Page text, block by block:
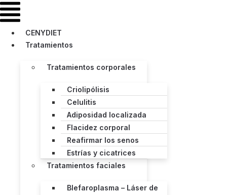
Menú
CENYDIET
Tratamientos
Tratamientos corporales
Criolipólisis
Celulitis
Adiposidad localizada
Flacidez corporal
Reafirmar los senos
Estrías y cicatrices
Tratamientos faciales
Blefaroplasma – Láser de